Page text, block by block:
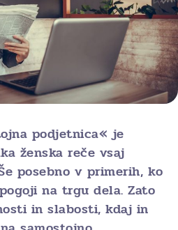
podjetnica« je
ženska reče vsaj
posebno v primerih, ko
na trgu dela. Zato
in slabosti, kdaj in